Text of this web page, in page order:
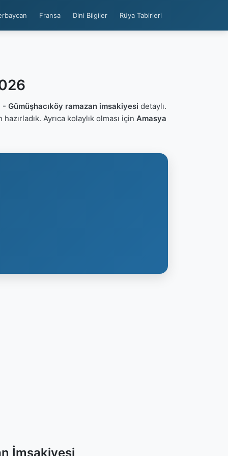
Fransa Dini Bilgiler Rüya Tabirleri
- Gümüşhacıköy ramazan imsakiyesi detaylı.
Ayrıca kolaylık olması için Amasya
İmsakiyesi